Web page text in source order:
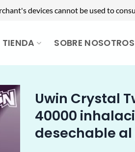
devices cannot be used to
TIENDA SOBRE NOSOTROS
Uwin Crystal
40000
desechable